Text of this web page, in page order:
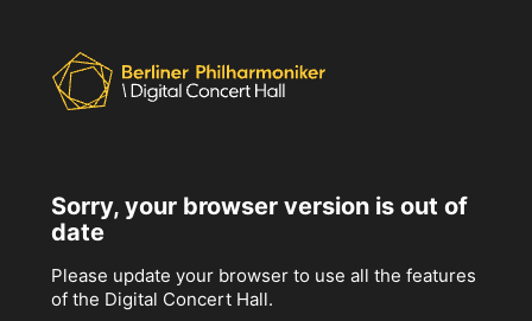
Sorry, your browser version is out of
date
Please update your browser to use all the features
of the Digital Concert Hall.